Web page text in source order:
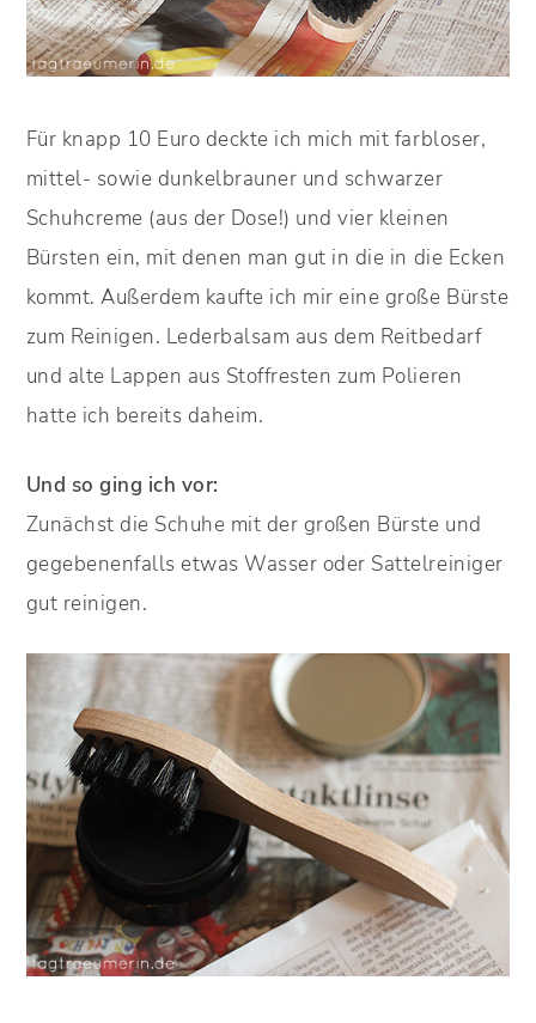
Für knapp 10 Euro deckte ich mich mit farbloser,
mittel- sowie dunkelbrauner und schwarzer
Schuhcreme (aus der Dose!) und vier kleinen
Bürsten ein, mit denen man gut in die in die Ecken
kommt. Außerdem kaufte ich mir eine große Bürste
zum Reinigen. Lederbalsam aus dem Reitbedarf
und alte Lappen aus Stoffresten zum Polieren
hatte ich bereits daheim.
Und so ging ich vor:
Zunächst die Schuhe mit der großen Bürste und
gegebenenfalls etwas Wasser oder Sattelreiniger
gut reinigen.